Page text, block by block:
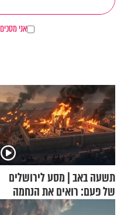
אני מסכים
תשעה באב | מסע לירושלים
של פעם: רואים את הנחמה